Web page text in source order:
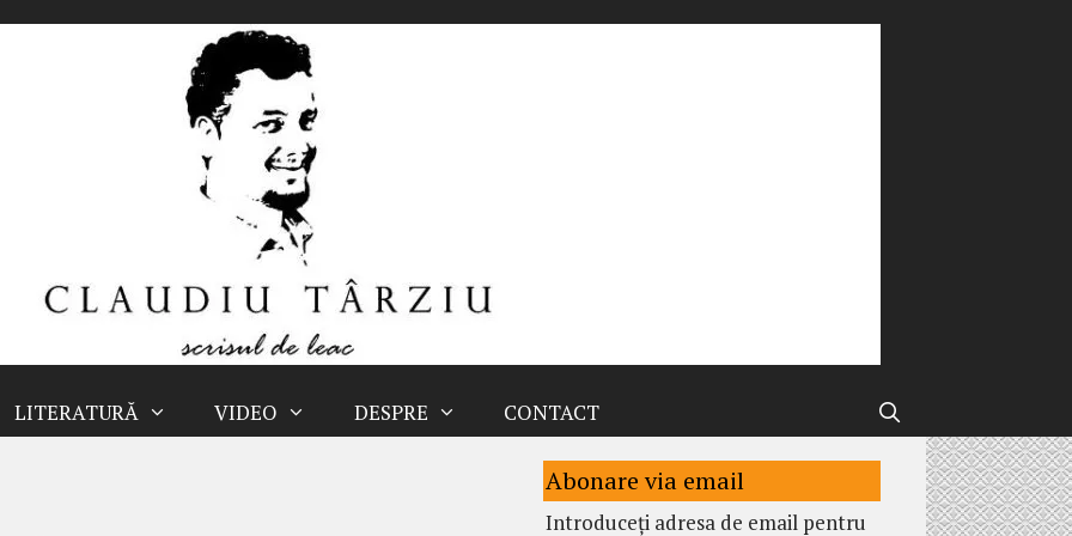
LITERATURĂ VIDEO DESPRE CONTACT
Abonare via email
Introduceți adresa de email pentru